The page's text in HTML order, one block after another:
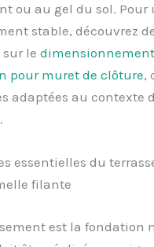
ou au gel du sol.
stable, découvrez
sur le
pour muret de clôture,
adaptées au contexte
essentielles du
filante
est la fondation